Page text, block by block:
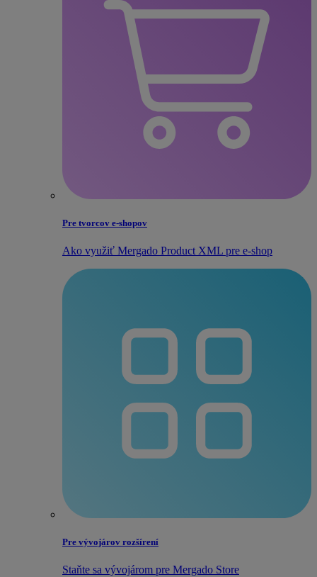
Pre tvorcov e‑shopov
Ako využiť Mergado Product XML pre e‑shop
Pre vývojárov rozšírení
Staňte sa vývojárom pre Mergado Store